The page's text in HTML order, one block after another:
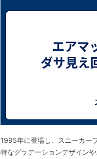
1995年に登場し、スニーカー
特なグラデーションデザイン